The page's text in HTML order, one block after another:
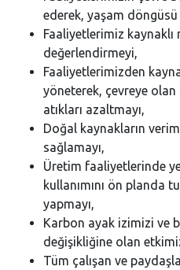
ederek, yaşam döngüsü
Faaliyetlerimiz kaynaklı
değerlendirmeyi,
Faaliyetlerimizden
yöneterek, çevreye olan
atıkları azaltmayı,
Doğal kaynakların
sağlamayı,
Üretim faaliyetlerinde
kullanımını ön planda
yapmayı,
Karbon ayak izimizi ve
değişikliğine olan
Tüm çalışan ve